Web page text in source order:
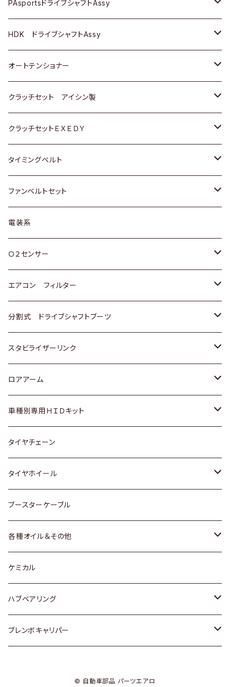
スバル
ＢＥＮＺ
スバル
三菱
スバル
マツダ
三菱
スバル
ダイハツ
マツダ
三菱
スバル
ダイハツ
マツダ
三菱
スバル
スズキ
日産
いすゞ
ダイハツ
マツダ
三菱
スバル
日野
ＢＥＮＺ
ＢＭＷ
GOLF
ＷＡＧＥＮ
アストロ（シボレー）
クライスラー
ＢＥＮＺ
ＢＭＷ
ＷＡＧＥＮ
ＶＯＬＶＯ
PAsportsドライブシャフトAssy
トヨタ
ホンダ
スズキ
日産
ダイハツ
マツダ
三菱
スバル
HDK ドライブシャフトAssy
スズキ
ダイハツ
日産
ホンダ
マツダ
オートテンショナー
トヨタ
クラッチセット アイシン製
ホンダ
スズキ
ダイハツ
マツダ
三菱
スバル
クラッチセットＥＸＥＤＹ
ホンダ
スズキ
日産
ダイハツ
マツダ
三菱
スバル
タイミングベルト
トヨタ
スズキ
ダイハツ
三菱
スバル
ファンベルトセット
トヨタ
ホンダ
スズキ
日産
いすゞ
ダイハツ
マツダ
三菱
スバル
レクサス
電装系
Ｏ２センサー
トヨタ
ホンダ
スズキ
日産
ダイハツ
マツダ
三菱
スバル
エアコン フィルター
トヨタ
ホンダ
スズキ
日産
いすゞ
ダイハツ
マツダ
三菱
スバル
分割式 ドライブシャフトブーツ
トヨタ
ホンダ
スズキ
日産
ダイハツ
スバル
スタビライザーリンク
トヨタ
ホンダ
スズキ
日産
ダイハツ
マツダ
ロアアーム
ホンダ
スズキ
日産
ダイハツ
マツダ
スバル
車種別専用ＨＩＤキット
トヨタ
マツダ
タイヤチェーン
タイヤホイール
トヨタ
ホンダ
スズキ
日産
ダイハツ
ブースターケーブル
各種オイル＆その他
ディーデル洗浄添加剤
ケミカル
ハブベアリング
トヨタ
ブレンボキャリパー
© 自動車部品 パーツエアロ